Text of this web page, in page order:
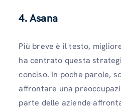
4.Asana
Più breve è il testo,
ha centrato questa
conciso. In poche parole,
affrontare una
parte delle aziende